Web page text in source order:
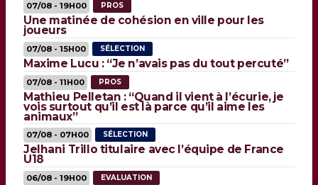
07/08 - 19H00 PROS
Une matinée de cohésion en ville pour les
joueurs
07/08 - 15H00 SÉLECTION
Maxime Lucu : “Je n’avais pas du tout percuté”
07/08 - 11H00 PROS
Mathieu Pelletan : “Quand il vient à l’écurie, je
vois surtout qu’il est là parce qu’il aime les
animaux”
07/08 - 07H00 SÉLECTION
Jelhani Trillo titulaire avec l’équipe de France
U18
06/08 - 19H00 EVALUATION